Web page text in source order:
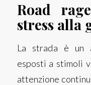
Road
stress alla
La strada è un
esposti a stimoli
attenzione